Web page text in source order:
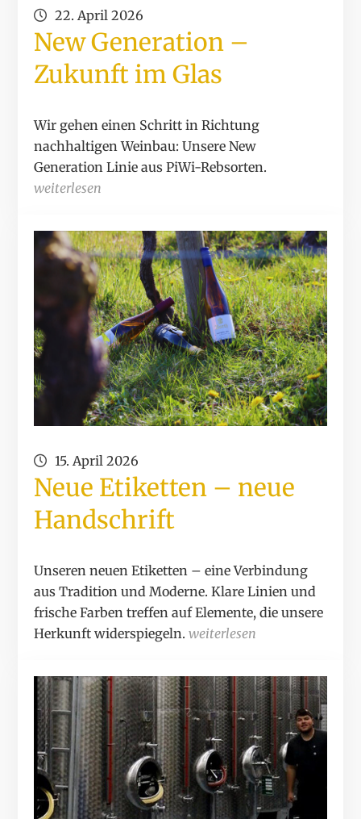
22. April 2026
New Generation –
Zukunft im Glas
Wir gehen einen Schritt in Richtung
nachhaltigen Weinbau: Unsere New
Generation Linie aus PiWi-Rebsorten.
weiterlesen
15. April 2026
Neue Etiketten – neue
Handschrift
Unseren neuen Etiketten – eine Verbindung
aus Tradition und Moderne. Klare Linien und
frische Farben treffen auf Elemente, die unsere
Herkunft widerspiegeln.weiterlesen